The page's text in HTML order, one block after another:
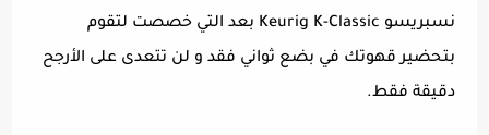
نسبريسو Keurig K-Classic بعد التي خصصت لتقوم
بتحضير قهوتك في بضع ثواني فقد و لن تتعدى على الأرجح
دقيقة فقط.